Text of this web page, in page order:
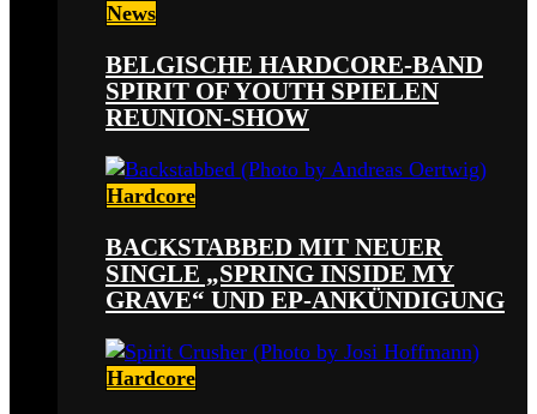
News
BELGISCHE HARDCORE-BAND
SPIRIT OF YOUTH SPIELEN
REUNION-SHOW
Hardcore
BACKSTABBED MIT NEUER
SINGLE „SPRING INSIDE MY
GRAVE“ UND EP-ANKÜNDIGUNG
Hardcore